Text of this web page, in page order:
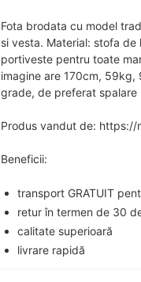
Fota brodata cu model
si vesta. Material: stofa de
portiveste pentru toate
imagine are 170cm, 59kg,
grade, de preferat spalare
Produs vandut de: https://
Beneficii:
transport GRATUIT
retur în termen de 30
calitate superioară
livrare rapidă